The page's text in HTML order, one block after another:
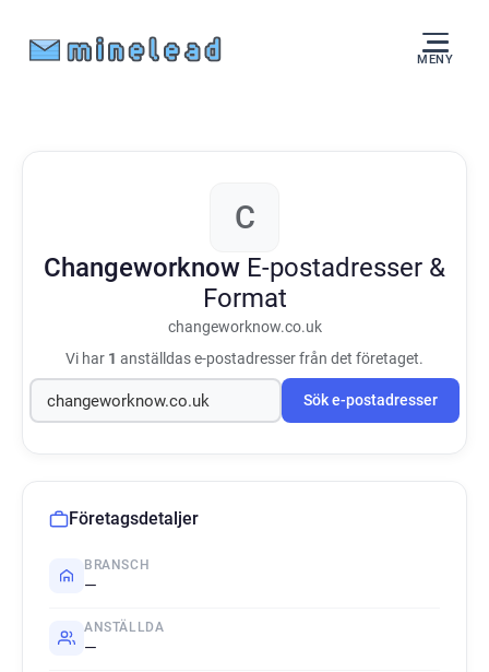
MENY
C
Changeworknow E-postadresser &
Format
changeworknow.co.uk
Vi har 1 anställdas e-postadresser från det företaget.
Sök e-postadresser
Företagsdetaljer
BRANSCH
—
ANSTÄLLDA
—